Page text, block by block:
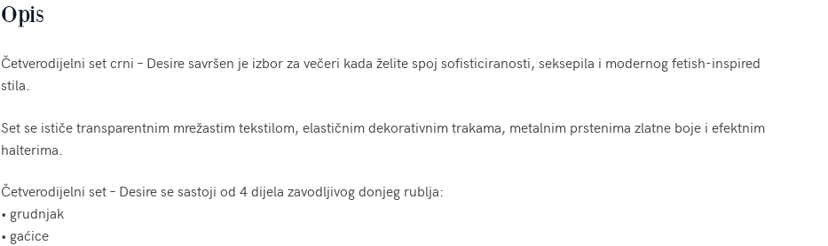
Opis
Četverodijelni set crni – Desire savršen je izbor za večeri kada želite spoj sofisticiranosti, seksepila i modernog fetish-inspired
stila.
Set se ističe transparentnim mrežastim tekstilom, elastičnim dekorativnim trakama, metalnim prstenima zlatne boje i efektnim
halterima.
Četverodijelni set – Desire se sastoji od 4 dijela zavodljivog donjeg rublja:
• grudnjak
• gaćice